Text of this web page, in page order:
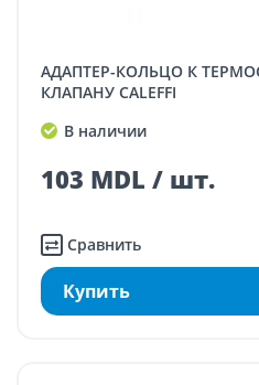
АДАПТЕР-КОЛЬЦО К ТЕРМОСТАТИЧЕСКОМУ
КЛАПАНУ CALEFFI
В наличии
103 MDL / шт.
Сравнить
Купить